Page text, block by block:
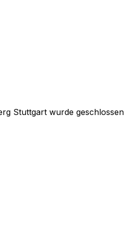
Stuttgart wurde geschlossen